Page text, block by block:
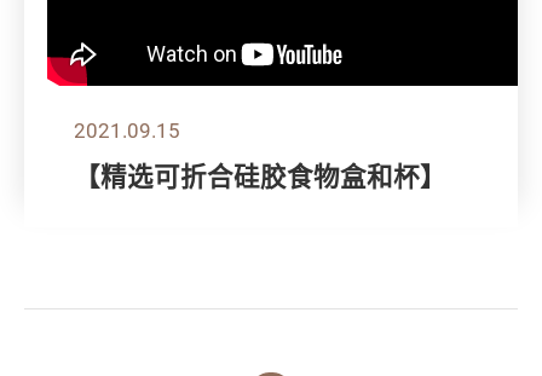
2021.09.15
【精选可折合硅胶食物盒和杯】